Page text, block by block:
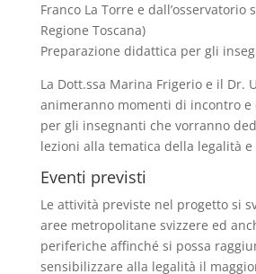
Franco La Torre e dall’osservatorio
Regione Toscana)
Preparazione didattica per gli
La Dott.ssa Marina Frigerio e il Dr.
animeranno momenti di incontro e
per gli insegnanti che vorranno
lezioni alla tematica della legalità e
Eventi previsti
Le attività previste nel progetto si
aree metropolitane svizzere ed
periferiche affinché si possa
sensibilizzare alla legalità il